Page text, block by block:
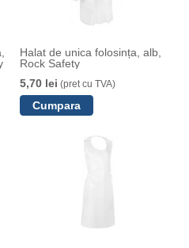
Halat de unica folosința, alb,
Rock Safety
5,70 lei (pret cu TVA)